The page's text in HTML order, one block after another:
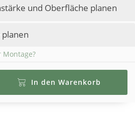
und Oberfläche planen
Montage?
In den Warenkorb